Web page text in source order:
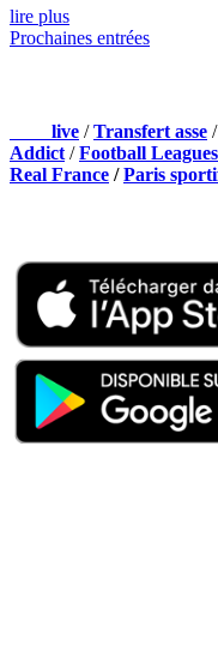
lire plus
Prochaines entrées
live /Transfert asse /
Addict /Football
Real France /Paris